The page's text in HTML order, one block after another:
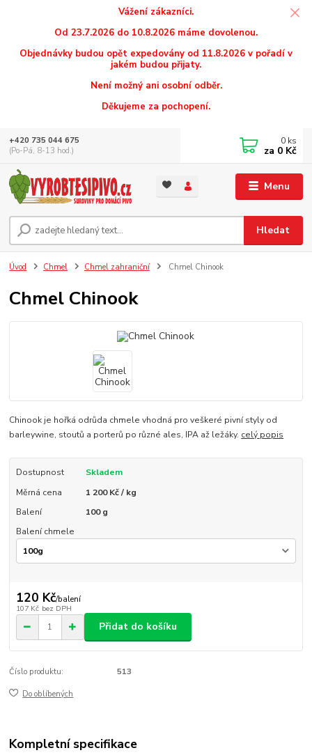
Vážení zákazníci.
Od 23.7.2026 do 10.8.2026 máme dovolenou.
Objednávky budou opět expedovány od 11.8.2026 v pořadí v
jakém budou přijaty.
Není možný ani osobní odběr.
Děkujeme za pochopení.
Menu
Hledat
+420 735 044 675
(Po-Pá, 8-13 hod.)
0 ks
za 0 Kč
Úvod Chmel Chmel zahraniční Chmel Chinook
Chmel Chinook
Chinook je hořká odrůda chmele vhodná pro veškeré pivní styly od
barleywine, stoutů a porterů po různé ales, IPA až ležáky. celý popis
Dostupnost
Skladem
Měrná cena
1 200 Kč / kg
Balení
100 g
Balení chmele
120 Kč/balení
107 Kč bez DPH
Přidat do košíku
Číslo produktu: 513
Do oblíbených
Kompletní specifikace